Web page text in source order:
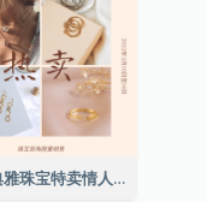
粉红典雅珠宝特卖情人节Instagram帖子